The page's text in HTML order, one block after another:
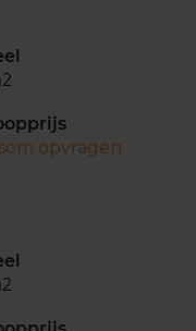
opvragen